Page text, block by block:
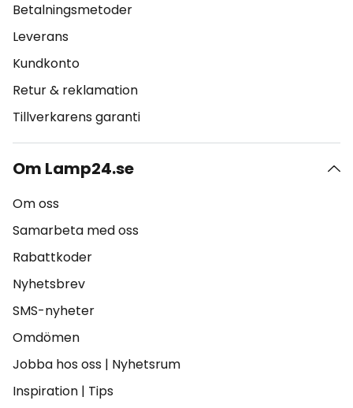
Betalningsmetoder
Leverans
Kundkonto
Retur & reklamation
Tillverkarens garanti
Om Lamp24.se
Om oss
Samarbeta med oss
Rabattkoder
Nyhetsbrev
SMS-nyheter
Omdömen
Jobba hos oss | Nyhetsrum
Inspiration | Tips